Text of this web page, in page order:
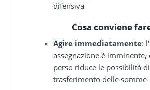
difensiva
Cosa conviene
Agire immediatamente:
assegnazione è
perso riduce le possibilità
trasferimento delle somme